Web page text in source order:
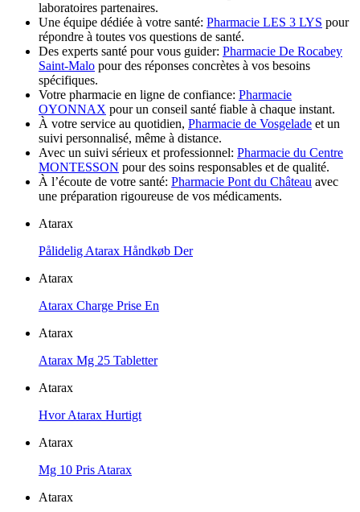
laboratoires partenaires.
Une équipe dédiée à votre santé: Pharmacie LES 3 LYS pour
répondre à toutes vos questions de santé.
Des experts santé pour vous guider: Pharmacie De Rocabey
Saint-Malo pour des réponses concrètes à vos besoins
spécifiques.
Votre pharmacie en ligne de confiance: Pharmacie
OYONNAX pour un conseil santé fiable à chaque instant.
À votre service au quotidien, Pharmacie de Vosgelade et un
suivi personnalisé, même à distance.
Avec un suivi sérieux et professionnel: Pharmacie du Centre
MONTESSON pour des soins responsables et de qualité.
À l’écoute de votre santé: Pharmacie Pont du Château avec
une préparation rigoureuse de vos médicaments.
Atarax
Pålidelig Atarax Håndkøb Der
Atarax
Atarax Charge Prise En
Atarax
Atarax Mg 25 Tabletter
Atarax
Hvor Atarax Hurtigt
Atarax
Mg 10 Pris Atarax
Atarax